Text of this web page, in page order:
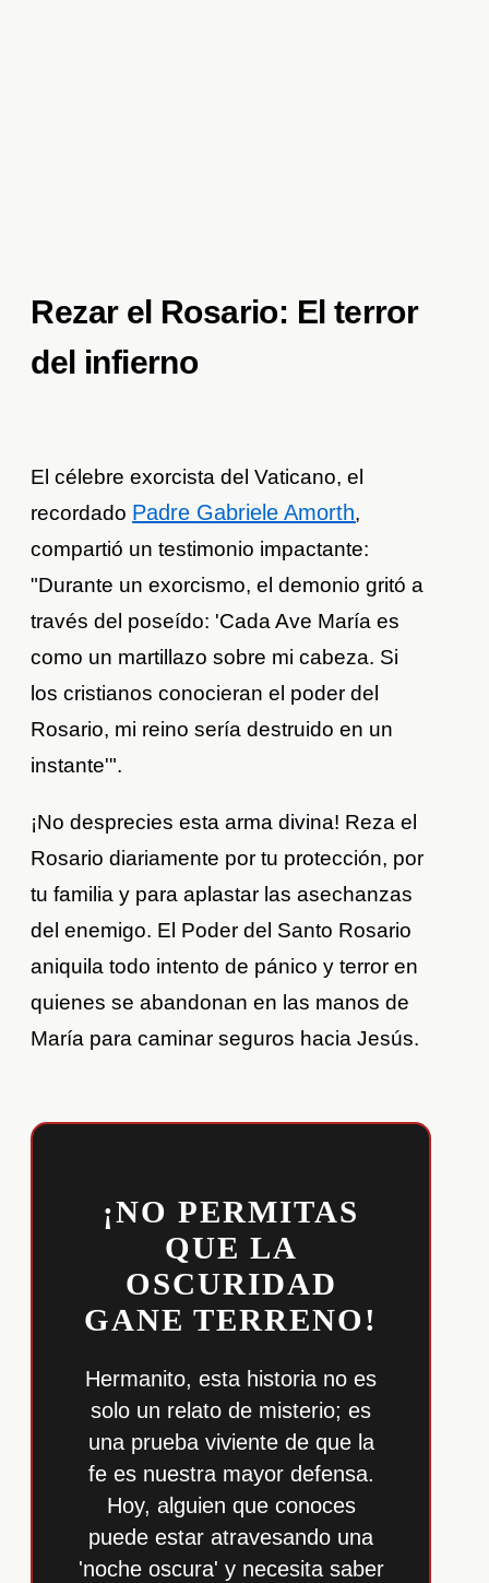
Rezar el Rosario: El terror
del infierno
El célebre exorcista del Vaticano, el
recordado Padre Gabriele Amorth,
compartió un testimonio impactante:
"Durante un exorcismo, el demonio gritó a
través del poseído: 'Cada Ave María es
como un martillazo sobre mi cabeza. Si
los cristianos conocieran el poder del
Rosario, mi reino sería destruido en un
instante'".
¡No desprecies esta arma divina! Reza el
Rosario diariamente por tu protección, por
tu familia y para aplastar las asechanzas
del enemigo. El Poder del Santo Rosario
aniquila todo intento de pánico y terror en
quienes se abandonan en las manos de
María para caminar seguros hacia Jesús.
¡NO PERMITAS
QUE LA
OSCURIDAD
GANE TERRENO!
Hermanito, esta historia no es
solo un relato de misterio; es
una prueba viviente de que la
fe es nuestra mayor defensa.
Hoy, alguien que conoces
puede estar atravesando una
'noche oscura' y necesita saber